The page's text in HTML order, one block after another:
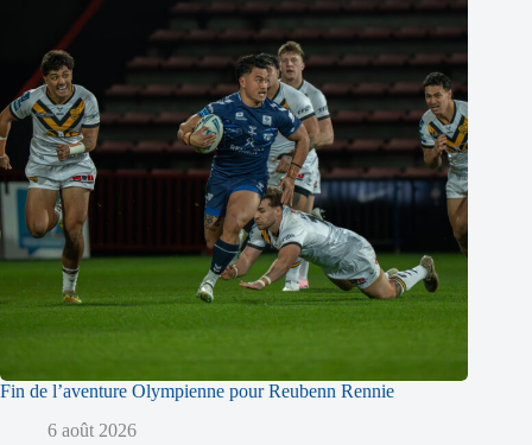
Fin de l’aventure Olympienne pour Reubenn Rennie
6 août 2026